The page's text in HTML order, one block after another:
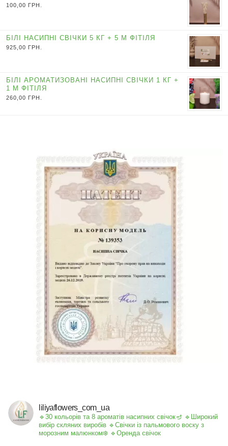
100,00 ГРН.
БІЛІ НАСИПНІ СВІЧКИ 5 КГ + 5 М ФІТІЛЯ
925,00 ГРН.
БІЛІ АРОМАТИЗОВАНІ НАСИПНІ СВІЧКИ 1 КГ +
1 М ФІТІЛЯ
260,00 ГРН.
liliyaflowers_com_ua
🔹30 кольорів та 8 ароматів насипних свічок🪔 🔹Широкий
вибір скляних виробів 🔹Свічки із пальмового воску з
морозним малюнком❄️ 🔹Оренда свічок